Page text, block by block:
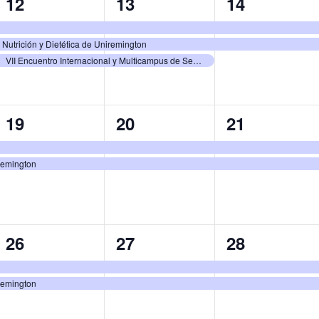
y Dietética de Uniremington
eventos,
VII Encuentro Internacional y Multicampus de Semilleros de Investigación
eventos,
eventos,
2
eventos,
19
2
eventos,
20
2
eventos,
21
2
eventos,
26
2
eventos,
27
2
eventos,
28